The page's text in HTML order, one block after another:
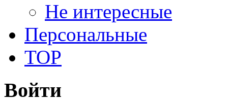
Не интересные
Персональные
TOP
Войти